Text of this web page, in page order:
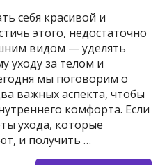
себя красивой и
этого, недостаточно
видом — уделять
уходу за телом и
мы поговорим о
важных аспекта, чтобы
комфорта. Если
ухода, которые
и получить …